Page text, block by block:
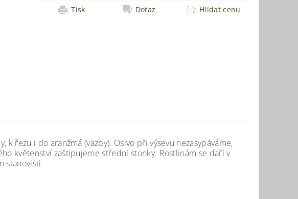
Tisk
Dotaz Hlídat cenu
řezu i do aranžmá (vazby). Osivo při výsevu nezasypáváme,
květenství zaštipujeme střední stonky. Rostlinám se daří v
stanovišti.